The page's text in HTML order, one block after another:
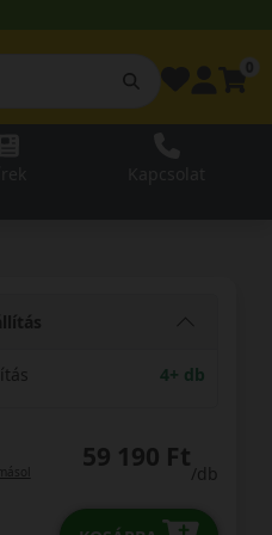
4+ db
59 190 Ft
/db